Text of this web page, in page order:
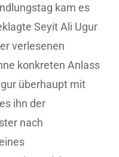
kam es
Seyit Ali Ugur
verlesenen
konkreten Anlass
überhaupt mit
ihn der
nach